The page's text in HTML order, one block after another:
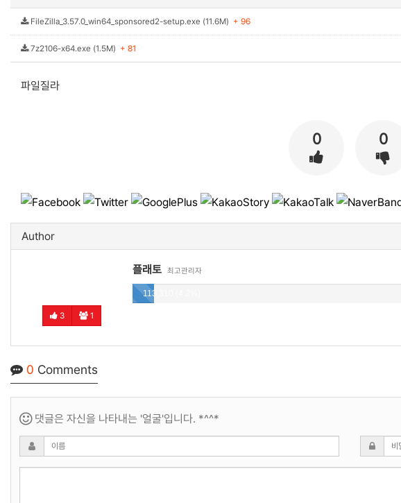
FileZilla_3.57.0_win64_sponsored2-setup.exe (11.6M) + 96
7z2106-x64.exe (1.5M) + 81
파일질라
0 0
Author
3 1
플래토 최고관리자
113,310 (4.2%)
0 Comments
댓글은 자신을 나타내는 '얼굴'입니다. *^^*